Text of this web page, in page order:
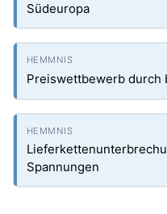
Südeuropa
Preiswettbewerb durch
Spannungen